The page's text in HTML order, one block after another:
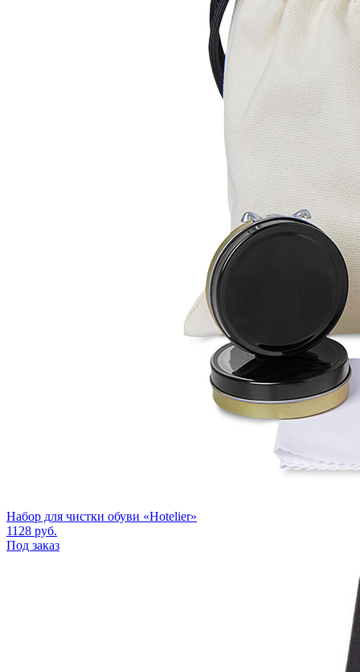
Набор для чистки обуви «Hotelier»
1128 руб.
Под заказ